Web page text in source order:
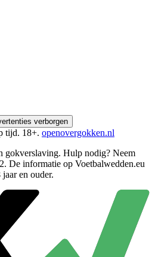
verborgen
tijd. 18+. openovergokken.nl
gokverslaving. Hulp nodig? Neem
. De informatie op Voetbalwedden.eu
en ouder.